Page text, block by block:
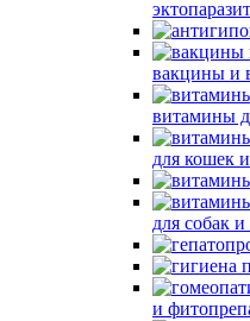
вакцины и
витамины
для кошек
для собак
и